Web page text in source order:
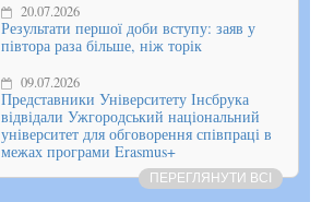
20.07.2026
Результати першої доби вступу: заяв у
півтора раза більше, ніж торік
09.07.2026
Представники Університету Інсбрука
відвідали Ужгородський національний
університет для обговорення співпраці в
межах програми Erasmus+
ПЕРЕГЛЯНУТИ ВСІ